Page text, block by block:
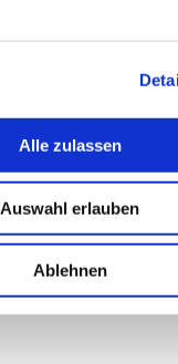
Alle zulassen
Auswahl erlauben
Ablehnen